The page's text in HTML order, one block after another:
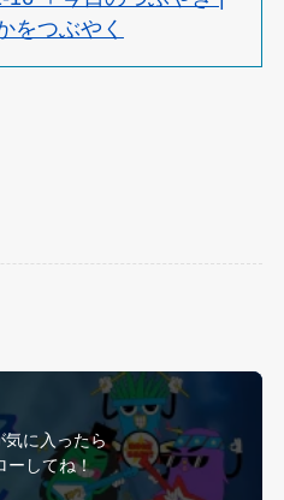
をつぶやく
気に入ったら
ーしてね！